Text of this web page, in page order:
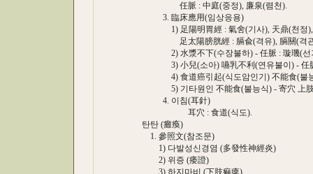
任脈 : 中庭(중정), 廉泉(렴천).
3. 臨床應用(임상응용)
1) 足陽明胃經 : 氣舍(기사), 天鼎(천정),
足太陽膀胱經 : 膈兪(격유), 膈關(격관
2) 水漿不下(수장불하) - 任脈 : 璇璣(선
3) 小兒(소아) 嚥乳不利(연유불이) - 任
4) 食道癌引起(식도암인기) 不能食(불능
5) 기타원인 不能食(불능식) - 寄穴 上肢
4. 이침(耳針)
耳穴 : 食道(식도).
탄탄 (癱瘓)
1. 參照文(참조문)
1) 다발성신경염 (多發性神經炎)
2) 위증 (痿證)
3) 하지마비 (下肢痲痺)